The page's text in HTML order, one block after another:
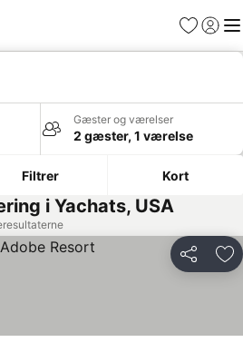
Favoritter
Log ind
Gæster og værelser
2 gæster, 1 værelse
Filtrer Kort
i Yachats, USA
Del